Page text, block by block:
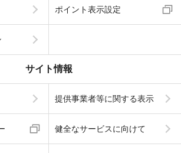
ポイント表示設定
サイト情報
提供事業者等に関する表示
健全なサービスに向けて